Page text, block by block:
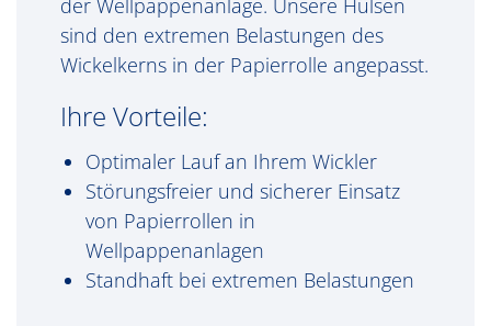
sind den extremen Belastungen des
Wickelkerns in der Papierrolle angepasst.
Ihre Vorteile:
Optimaler Lauf an Ihrem Wickler
Störungsfreier und sicherer Einsatz
von Papierrollen in
Wellpappenanlagen
Standhaft bei extremen Belastungen